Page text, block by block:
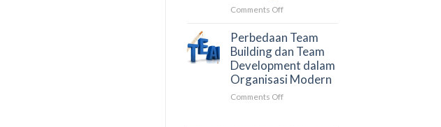
Comments Offon
Lengkap
Memilih
Lembaga
Training
di
Indonesia
Perbedaan Team
Building dan Team
Development dalam
Organisasi Modern
Comments Offon